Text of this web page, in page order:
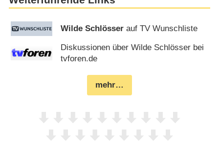
Wilde Schlösser auf TV Wunschliste
Diskussionen über Wilde Schlösser bei
tvforen.de
mehr…